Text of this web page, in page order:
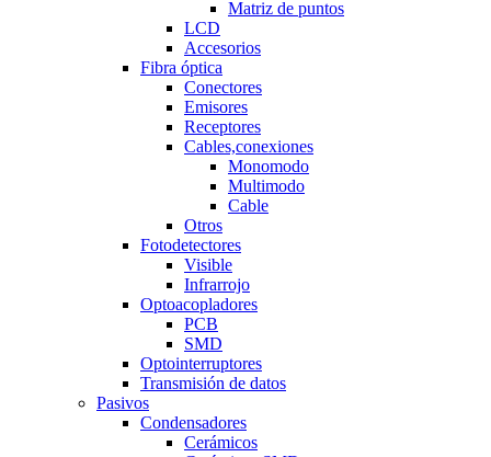
Matriz de puntos
LCD
Accesorios
Fibra óptica
Conectores
Emisores
Receptores
Cables,conexiones
Monomodo
Multimodo
Cable
Otros
Fotodetectores
Visible
Infrarrojo
Optoacopladores
PCB
SMD
Optointerruptores
Transmisión de datos
Pasivos
Condensadores
Cerámicos